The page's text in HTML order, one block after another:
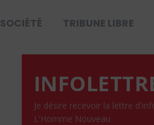
SOCIÉTÉ TRIBUNE LIBRE
Je désire recevoir la lettre
L'Homme Nouveau